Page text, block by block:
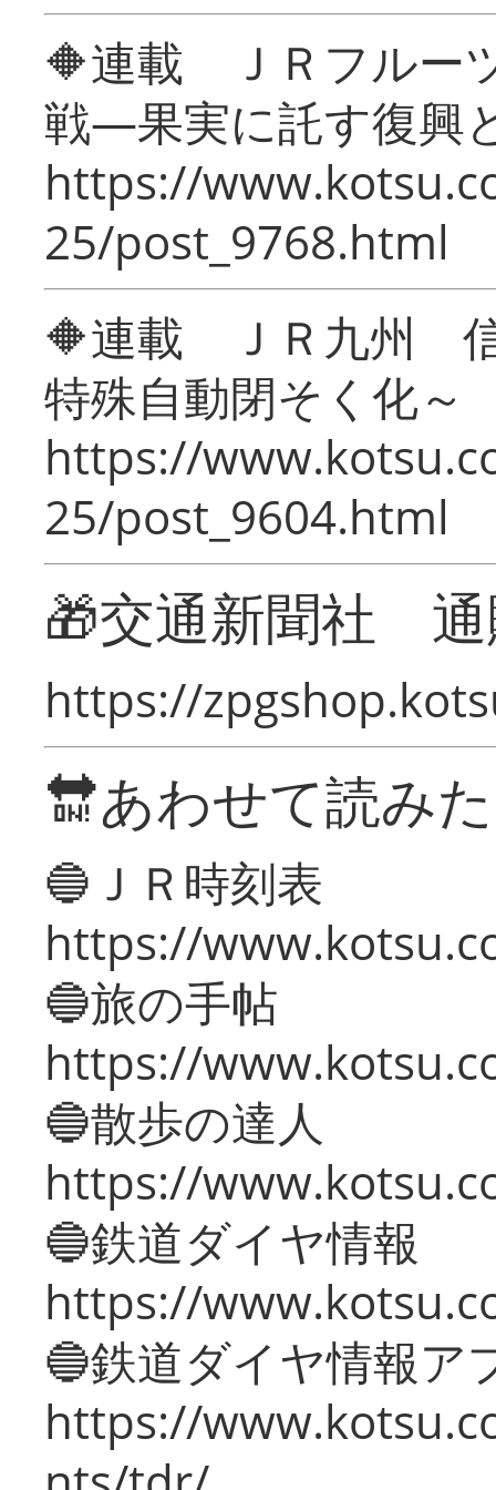
🔶連載 ＪＲフルー
戦―果実に託す復興
https://
25/post_9768.html
🔶連載 ＪＲ九州 信
特殊自動閉そく化～
https://
25/post_9604.html
🎁交通新聞社
https://
🔛あわせて読み
🔵ＪＲ時刻表
https://
🔵旅の手帖
https://
🔵散歩の達人
https://
🔵鉄道ダイヤ情報
https://
🔵鉄道ダイヤ情報ア
https://